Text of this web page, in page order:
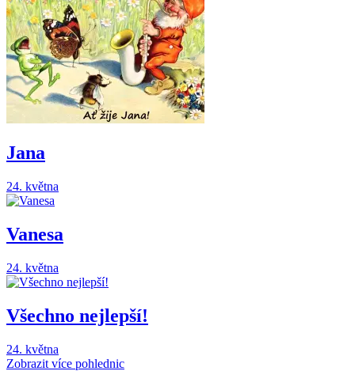
Jana
24. května
Vanesa
24. května
Všechno nejlepší!
24. května
Zobrazit více pohlednic